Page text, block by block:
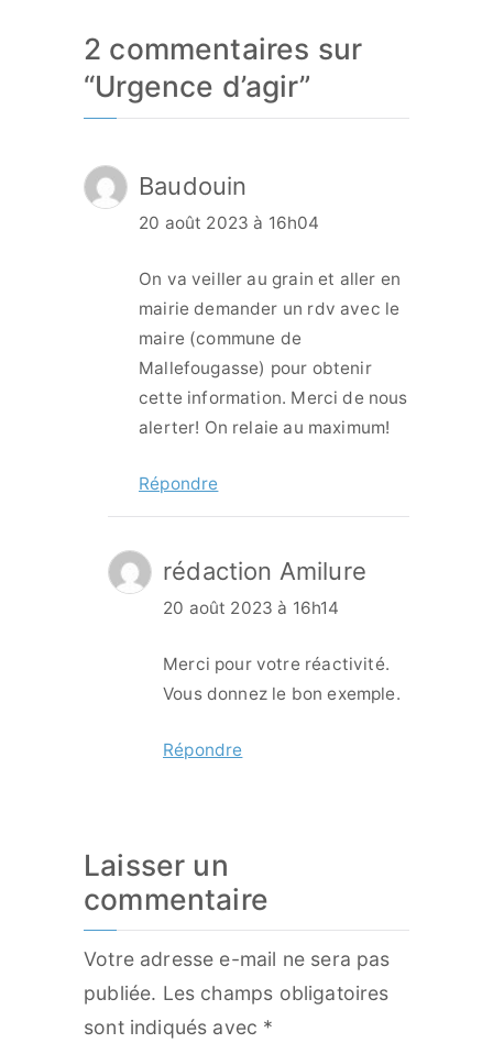
2 commentaires sur
“Urgence d’agir”
Baudouin
20 août 2023 à 16h04
On va veiller au grain et aller en
mairie demander un rdv avec le
maire (commune de
Mallefougasse) pour obtenir
cette information. Merci de nous
alerter! On relaie au maximum!
Répondre
rédaction Amilure
20 août 2023 à 16h14
Merci pour votre réactivité.
Vous donnez le bon exemple.
Répondre
Laisser un
commentaire
Votre adresse e-mail ne sera pas
publiée. Les champs obligatoires
sont indiqués avec *